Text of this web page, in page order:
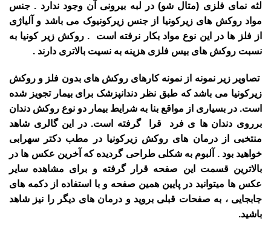
لثه نمای فلزی (متال شو) در لبه بیرونی آن وجود ندارد . جنس
مواد روکش های زیرکونیا از جنس زیرکونیوک می باشد و آلیاژی
از فلز ها در این نوع مواد بکار نرفته است . روکش زیر کونیا به
نسبت روکش های بیس فلزی هزینه به نسیت بالاتری دارند .
تصاویر زیر نمونه از نمونه کارهای روکش های بدون فلز و روکش
زیرکونیا می باشد که طبق نظر دندانپزشک برای بیمار تجویز شده
است. در بسیاری از مواقع بنا به شرایط بیمار دو نوع روکش دندان
برروی دندان ها ی فرد قرا گرفته است. در این گالری شاهد
منتخبی از درمان های روکش زیرکونیا در مطب دکتر سهرابی
خواهید بود . آلبوم به شکلی طراحی گردیده که آخرین عکس ها در
بالاترین قسمت این صفحه قرار گرفته و برای مشاهده سایر
عکس ها میتوانید در پایین همین صفحه و با استفاده از دکمه های
جابجایی ، به صفحات قبلی بروید و درمان های دیگر را نیز شاهد
باشید.